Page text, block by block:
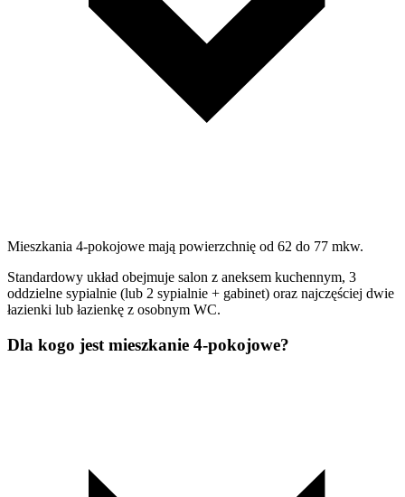
Mieszkania 4-pokojowe mają powierzchnię od 62 do 77 mkw.
Standardowy układ obejmuje salon z aneksem kuchennym, 3
oddzielne sypialnie (lub 2 sypialnie + gabinet) oraz najczęściej dwie
łazienki lub łazienkę z osobnym WC.
Dla kogo jest mieszkanie 4-pokojowe?